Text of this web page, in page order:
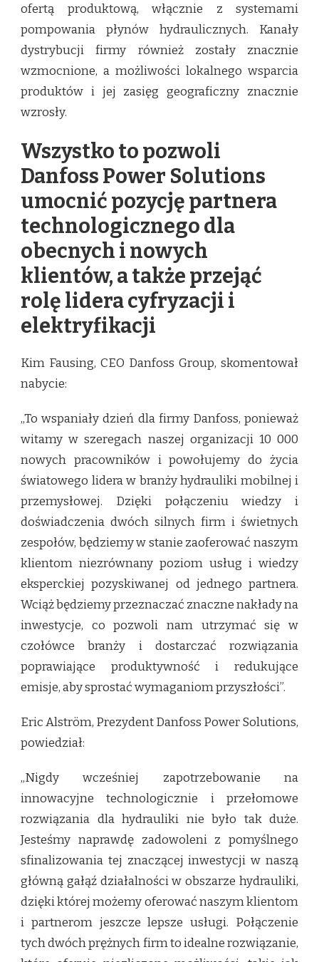
ofertą produktową, włącznie z systemami
pompowania płynów hydraulicznych. Kanały
dystrybucji firmy również zostały znacznie
wzmocnione, a możliwości lokalnego wsparcia
produktów i jej zasięg geograficzny znacznie
wzrosły.
Wszystko to pozwoli
Danfoss Power Solutions
umocnić pozycję partnera
technologicznego dla
obecnych i nowych
klientów, a także przejąć
rolę lidera cyfryzacji i
elektryfikacji
Kim Fausing, CEO Danfoss Group, skomentował
nabycie:
„To wspaniały dzień dla firmy Danfoss, ponieważ
witamy w szeregach naszej organizacji 10 000
nowych pracowników i powołujemy do życia
światowego lidera w branży hydrauliki mobilnej i
przemysłowej. Dzięki połączeniu wiedzy i
doświadczenia dwóch silnych firm i świetnych
zespołów, będziemy w stanie zaoferować naszym
klientom niezrównany poziom usług i wiedzy
eksperckiej pozyskiwanej od jednego partnera.
Wciąż będziemy przeznaczać znaczne nakłady na
inwestycje, co pozwoli nam utrzymać się w
czołówce branży i dostarczać rozwiązania
poprawiające produktywność i redukujące
emisje, aby sprostać wymaganiom przyszłości”.
Eric Alström, Prezydent Danfoss Power Solutions,
powiedział:
„Nigdy wcześniej zapotrzebowanie na
innowacyjne technologicznie i przełomowe
rozwiązania dla hydrauliki nie było tak duże.
Jesteśmy naprawdę zadowoleni z pomyślnego
sfinalizowania tej znaczącej inwestycji w naszą
główną gałąź działalności w obszarze hydrauliki,
dzięki której możemy oferować naszym klientom
i partnerom jeszcze lepsze usługi. Połączenie
tych dwóch prężnych firm to idealne rozwiązanie,